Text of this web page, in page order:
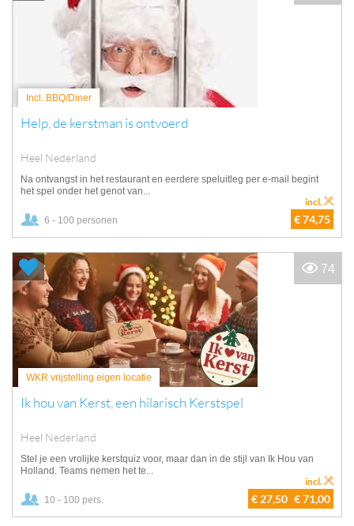
Incl. BBQ/Diner
Help, de kerstman is ontvoerd
Heel Nederland
Na ontvangst in het restaurant en eerdere speluitleg per e-mail begint
het spel onder het genot van...
6 - 100 personen € 74,75
incl.
WKR vrijstelling eigen locatie
Ik hou van Kerst, een hilarisch Kerstspel
Heel Nederland
Stel je een vrolijke kerstquiz voor, maar dan in de stijl van Ik Hou van
Holland. Teams nemen het te...
10 - 100 pers. € 27,50 € 71,00
incl.
74